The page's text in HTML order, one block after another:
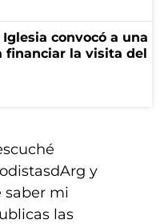
Iglesia convocó a una
financiar la visita del
y
saber mi
las